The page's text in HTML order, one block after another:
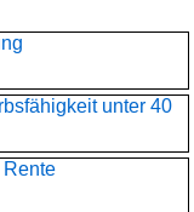
unter 40